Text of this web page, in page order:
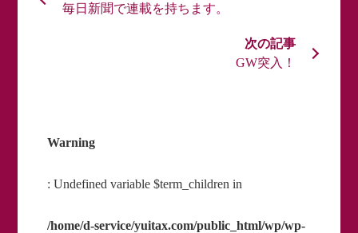
毎日新聞で連載を持ちます。
Warning
: Undefined variable $term_children in
/home/d-service/yuitax.com/public_html/wp/wp-
GW突入！